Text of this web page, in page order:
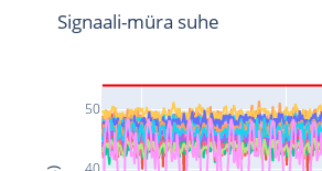
50
Signaali-müra suhe